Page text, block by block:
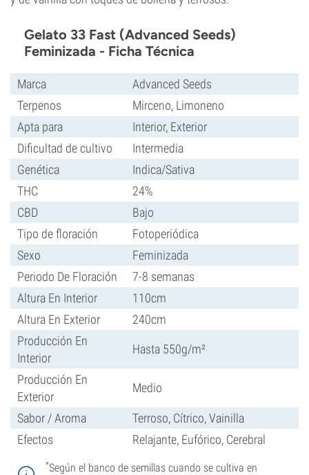
Gelato 33 Fast (Advanced Seeds)
Feminizada - Ficha Técnica
Marca
Advanced Seeds
Terpenos
Mirceno, Limoneno
Apta para
Interior, Exterior
Dificultad de cultivo
Intermedia
Genética
Indica/Sativa
THC
24%
CBD
Bajo
Tipo de floración
Fotoperiódica
Sexo
Feminizada
Periodo De Floración
7-8 semanas
Altura En Interior
110cm
Altura En Exterior
240cm
Producción En
Interior
Hasta 550g/m²
Producción En
Exterior
Medio
Sabor / Aroma
Terroso, Cítrico, Vainilla
Efectos
Relajante, Eufórico, Cerebral
*Según el banco de semillas cuando se cultiva en